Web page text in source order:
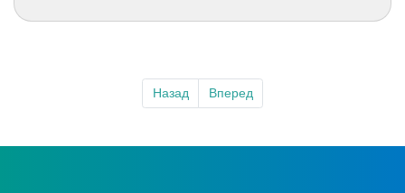
Назад Вперед